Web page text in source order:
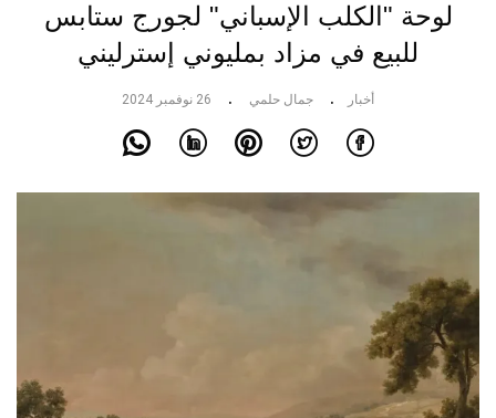
لوحة "الكلب الإسباني" لجورج ستابس
للبيع في مزاد بمليوني إسترليني
أخبار جمال حلمي 26 نوفمبر 2024